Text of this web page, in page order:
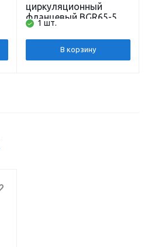
циркуляционный
фланцевый BGR65-5FL
(340мм) BELAMOS
1 шт.
В корзину